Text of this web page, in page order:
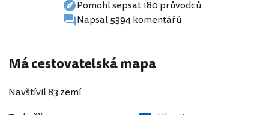
Pomohl sepsat 180 průvodců
Napsal 5394 komentářů
Má cestovatelská mapa
Navštívil 83 zemí